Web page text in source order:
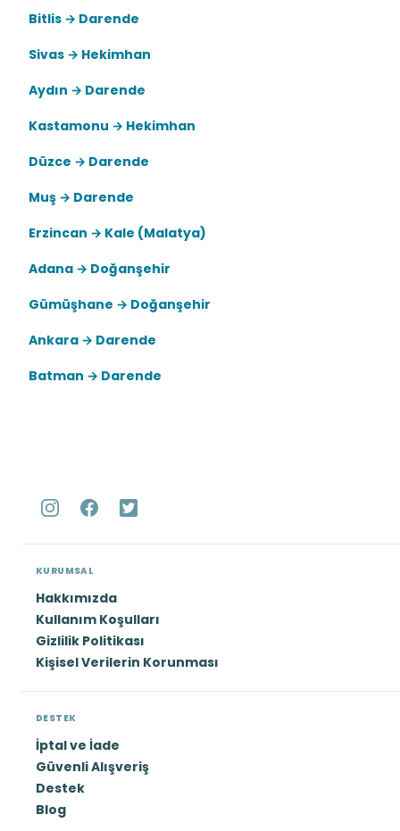
Bitlis → Darende
Sivas → Hekimhan
Aydın → Darende
Kastamonu → Hekimhan
Düzce → Darende
Muş → Darende
Erzincan → Kale (Malatya)
Adana → Doğanşehir
Gümüşhane → Doğanşehir
Ankara → Darende
Batman → Darende
KURUMSAL
Hakkımızda
Kullanım Koşulları
Gizlilik Politikası
Kişisel Verilerin Korunması
DESTEK
İptal ve İade
Güvenli Alışveriş
Destek
Blog